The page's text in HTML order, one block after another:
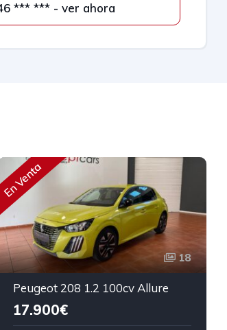
346 *** *** - ver ahora
En Venta
18
Peugeot 208 1.2 100cv Allure
17.900€